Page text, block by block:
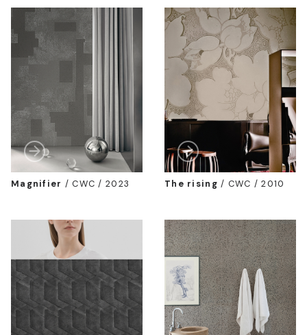
Magnifier /CWC / 2023 The rising / CWC / 2010